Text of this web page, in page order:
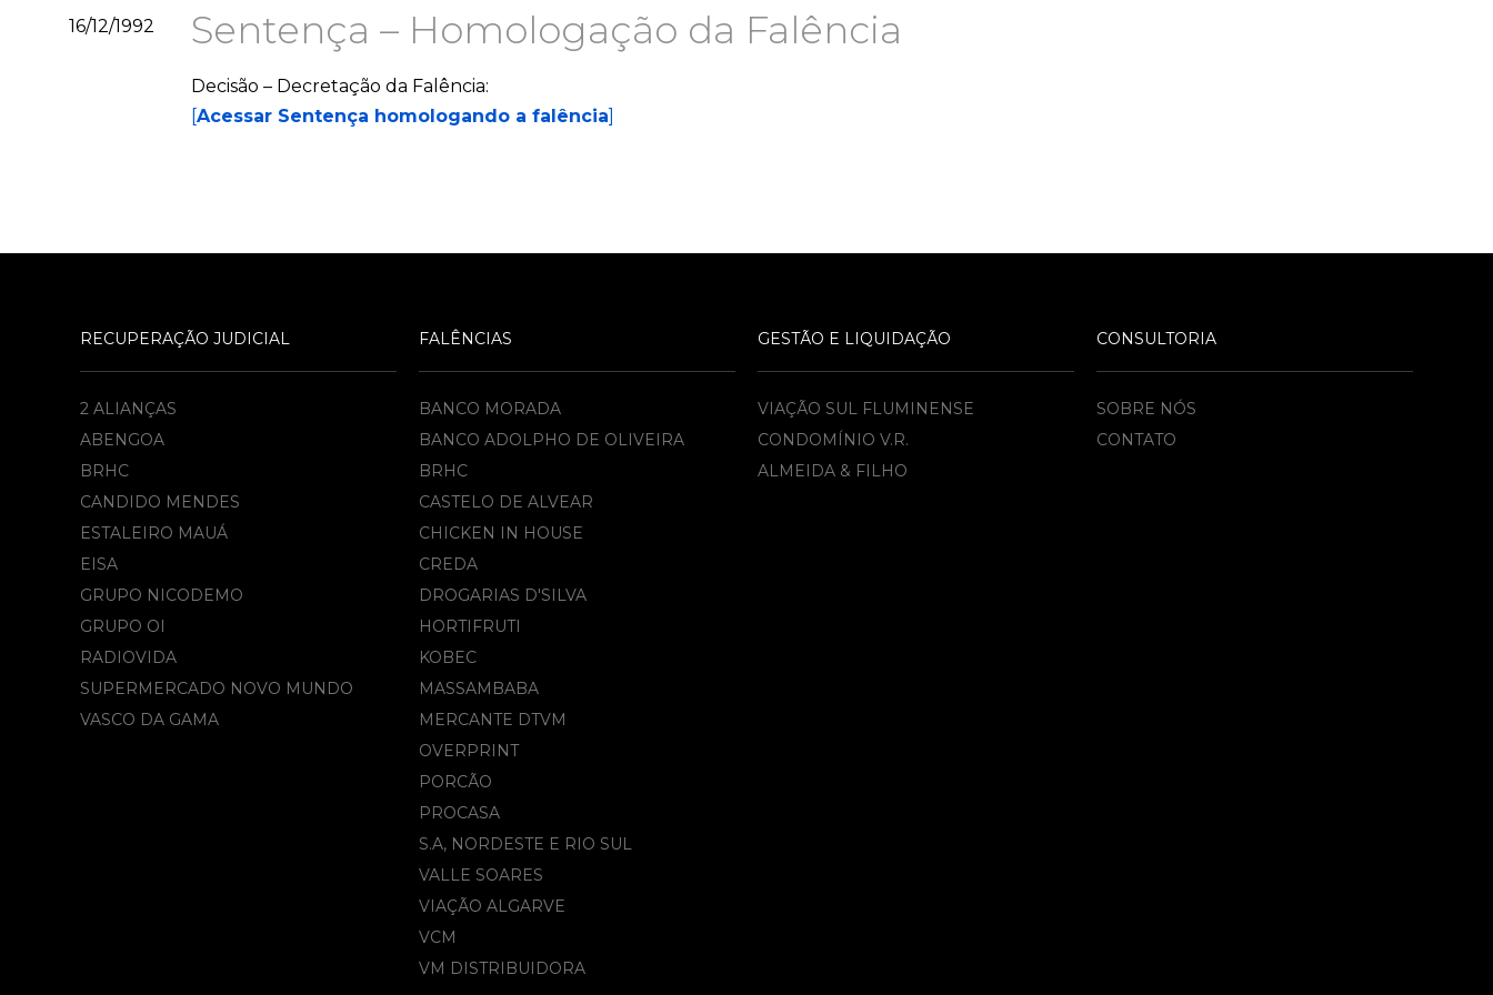
16/12/1992 Sentença – Homologação da Falência
Decisão – Decretação da Falência:
[Acessar Sentença homologando a falência]
RECUPERAÇÃO JUDICIAL
2 ALIANÇAS
ABENGOA
BRHC
CANDIDO MENDES
ESTALEIRO MAUÁ
EISA
GRUPO NICODEMO
GRUPO OI
RADIOVIDA
SUPERMERCADO NOVO MUNDO
VASCO DA GAMA
FALÊNCIAS
BANCO MORADA
BANCO ADOLPHO DE OLIVEIRA
BRHC
CASTELO DE ALVEAR
CHICKEN IN HOUSE
CREDA
DROGARIAS D'SILVA
HORTIFRUTI
KOBEC
MASSAMBABA
MERCANTE DTVM
OVERPRINT
PORCÃO
PROCASA
S.A, NORDESTE E RIO SUL
VALLE SOARES
VIAÇÃO ALGARVE
VCM
VM DISTRIBUIDORA
GESTÃO E LIQUIDAÇÃO
VIAÇÃO SUL FLUMINENSE
CONDOMÍNIO V.R.
ALMEIDA & FILHO​
CONSULTORIA
SOBRE NÓS
CONTATO